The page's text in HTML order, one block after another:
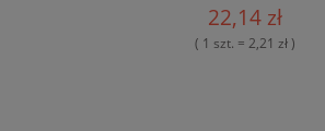
22,14 zł
( 1 szt. = 2,21 zł )